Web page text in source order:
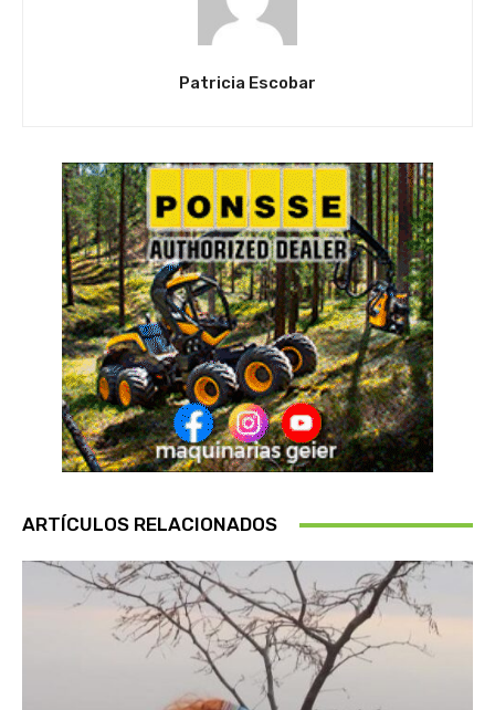
Patricia Escobar
ARTÍCULOS RELACIONADOS